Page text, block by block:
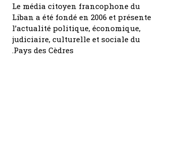
Le média citoyen francophone du
Liban a été fondé en 2006 et présente
l’actualité politique, économique,
judiciaire, culturelle et sociale du
Pays des Cèdres.